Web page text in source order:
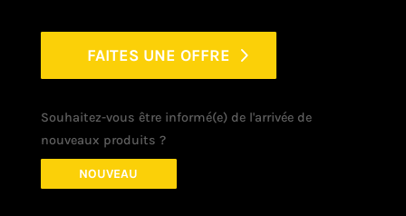
FAITES UNE OFFRE
Souhaitez-vous être informé(e) de l'arrivée de
nouveaux produits ?
NOUVEAU